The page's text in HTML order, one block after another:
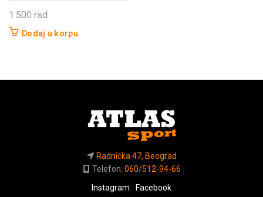
1.500 rsd
Dodaj u korpu
Radnička 47, Beograd
Telefon: 060/512-94-66
Instagram
Facebook